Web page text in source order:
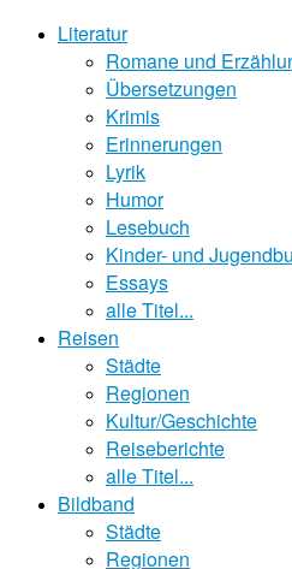
Literatur
Romane und
Übersetzungen
Krimis
Erinnerungen
Lyrik
Humor
Lesebuch
Kinder- und
Essays
alle Titel...
Reisen
Städte
Regionen
Kultur/Geschichte
Reiseberichte
alle Titel...
Bildband
Städte
Regionen